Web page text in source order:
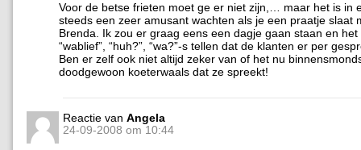
Voor de betse frieten moet ge er niet zijn,… maar het is in
steeds een zeer amusant wachten als je een praatje slaat
Brenda. Ik zou er graag eens een dagje gaan staan en het
“wablief”, “huh?”, “wa?”-s tellen dat de klanten er per
Ben er zelf ook niet altijd zeker van of het nu
doodgewoon koeterwaals dat ze spreekt!
Reactie van Angela
24-09-2008 om 10:44